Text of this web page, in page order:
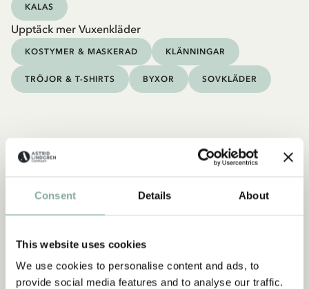
Consent Details About
This website uses cookies
We use cookies to personalise content and ads, to
provide social media features and to analyse our traffic.
KALAS
Upptäck mer Vuxenkläder
KOSTYMER & MASKERAD KLÄNNINGAR
TRÖJOR & T-SHIRTS BYXOR SOVKLÄDER